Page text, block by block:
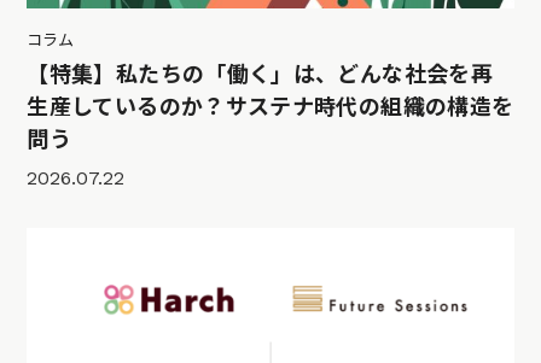
コラム
【特集】私たちの「働く」は、どんな社会を再
生産しているのか？サステナ時代の組織の構造を
問う
2026.07.22